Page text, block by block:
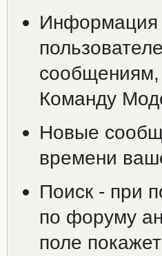
Информация
Команду
Новые
времени
Поиск - при
по форуму
поле